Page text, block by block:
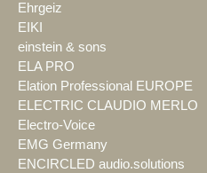
Ehrgeiz
EIKI
einstein & sons
ELA PRO
Elation Professional EUROPE
ELECTRIC CLAUDIO MERLO
Electro-Voice
EMG Germany
ENCIRCLED audio.solutions